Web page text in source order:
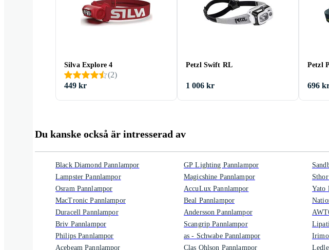
Silva Explore 4
(2)
449 kr
Petzl Swift RL
1 006 kr
Petzl
696
Du kanske också är intresserad av
Black Diamond Pannlampor
Lampster Pannlampor
Osram Pannlampor
MacTronic Pannlampor
Duracell Pannlampor
Briv Pannlampor
Philips Pannlampor
Acebeam Pannlampor
GP Lighting Pannlampor
Magicshine Pannlampor
AccuLux Pannlampor
Beal Pannlampor
Andersson Pannlampor
Scangrip Pannlampor
as - Schwabe Pannlampor
Clas Ohlson Pannlampor
Yato
Irimo